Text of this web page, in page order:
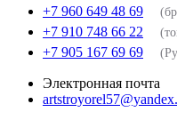
+7 960 649 48 69
+7 910 748 66 22
+7 905 167 69 69
Электронная почта